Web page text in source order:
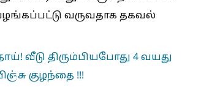
வருவதாக தகவல்
வீடு திரும்பியபோது 4 வயது
குழந்தை !!!